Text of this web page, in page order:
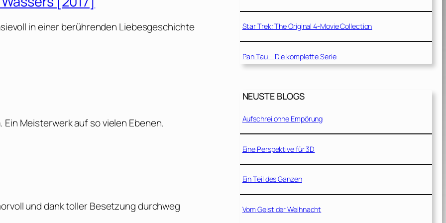
in einer berührenden Liebesgeschichte
Meisterwerk auf so vielen Ebenen.
und dank toller Besetzung durchweg
Star Trek: The Original 4-Movie Collection
Pan Tau – Die komplette Serie
NEUSTE BLOGS
Aufschrei ohne Empörung
Eine Perspektive für 3D
Ein Teil des Ganzen
Vom Geist der Weihnacht